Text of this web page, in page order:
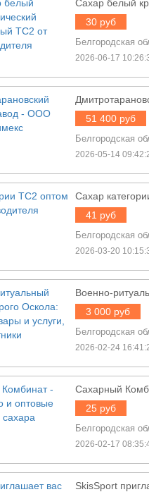
Сахар белый
30 руб
Белгородская
2026-06-17
51 400 руб
Белгородская
2026-05-14
Сахар
41 руб
Белгородская
2026-03-20
Военно-
3 000 руб
Белгородская
2026-02-24
Сахарный
25 руб
Белгородская
2026-02-17
SkisSport